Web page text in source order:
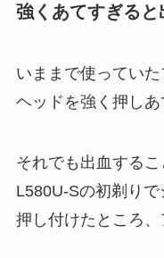
強くあてすぎると
いままで使ってい
ヘッドを強く押しあ
それでも出血する
L580U-Sの初剃り
押し付けたところ、